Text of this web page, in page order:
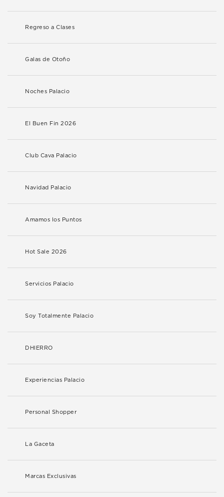
Regreso a Clases
Galas de Otoño
Noches Palacio
El Buen Fin 2026
Club Cava Palacio
Navidad Palacio
Amamos los Puntos
Hot Sale 2026
Servicios Palacio
Soy Totalmente Palacio
DHIERRO
Experiencias Palacio
Personal Shopper
La Gaceta
Marcas Exclusivas